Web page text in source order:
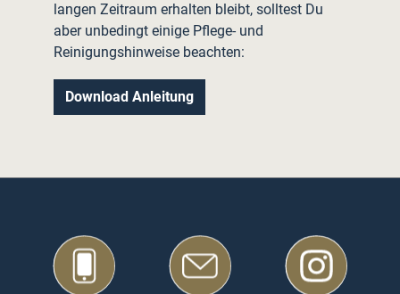
langen Zeitraum erhalten bleibt, solltest Du
aber unbedingt einige Pflege- und
Reinigungshinweise beachten:
Download Anleitung